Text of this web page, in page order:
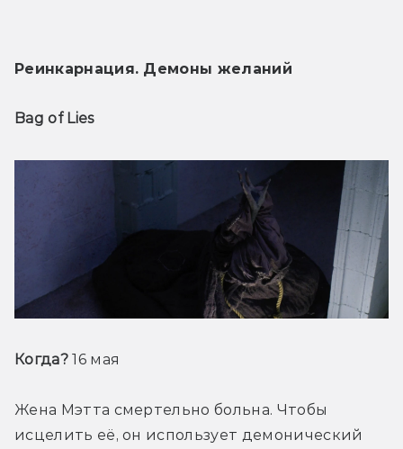
Реинкарнация. Демоны желаний
Bag of Lies
Когда? 16 мая
Жена Мэтта смертельно больна. Чтобы
исцелить её, он использует демонический